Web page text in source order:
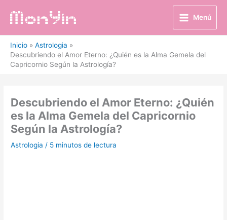
Menú
Inicio
Astrologia
Descubriendo el Amor Eterno: ¿Quién es la Alma Gemela del
Capricornio Según la Astrología?
Descubriendo el Amor Eterno: ¿Quién
es la Alma Gemela del Capricornio
Según la Astrología?
Astrologia / 5 minutos de lectura